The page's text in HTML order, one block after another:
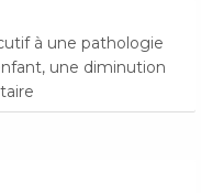
à une pathologie
une diminution